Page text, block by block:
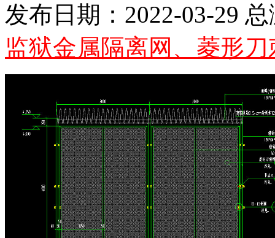
发布日期：2022-03-29
监狱金属隔离网、菱形刀